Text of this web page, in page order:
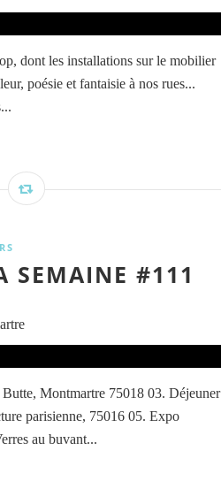
dont les installations sur le mobilier
poésie et fantaisie à nos rues...
SEMAINE #111
Montmartre 75018 03. Déjeuner
parisienne, 75016 05. Expo
au buvant...